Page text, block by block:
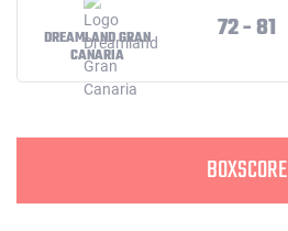
DREAMLAND GRAN
CANARIA
72 - 81
BOXSCORE